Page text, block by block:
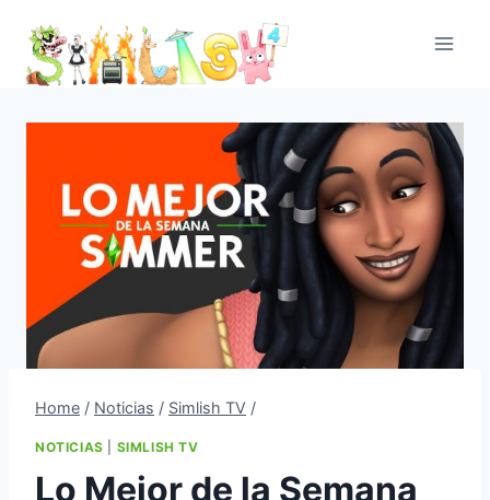
content
Home / Noticias / Simlish TV /
NOTICIAS SIMLISH TV
Lo Mejor de la Semana